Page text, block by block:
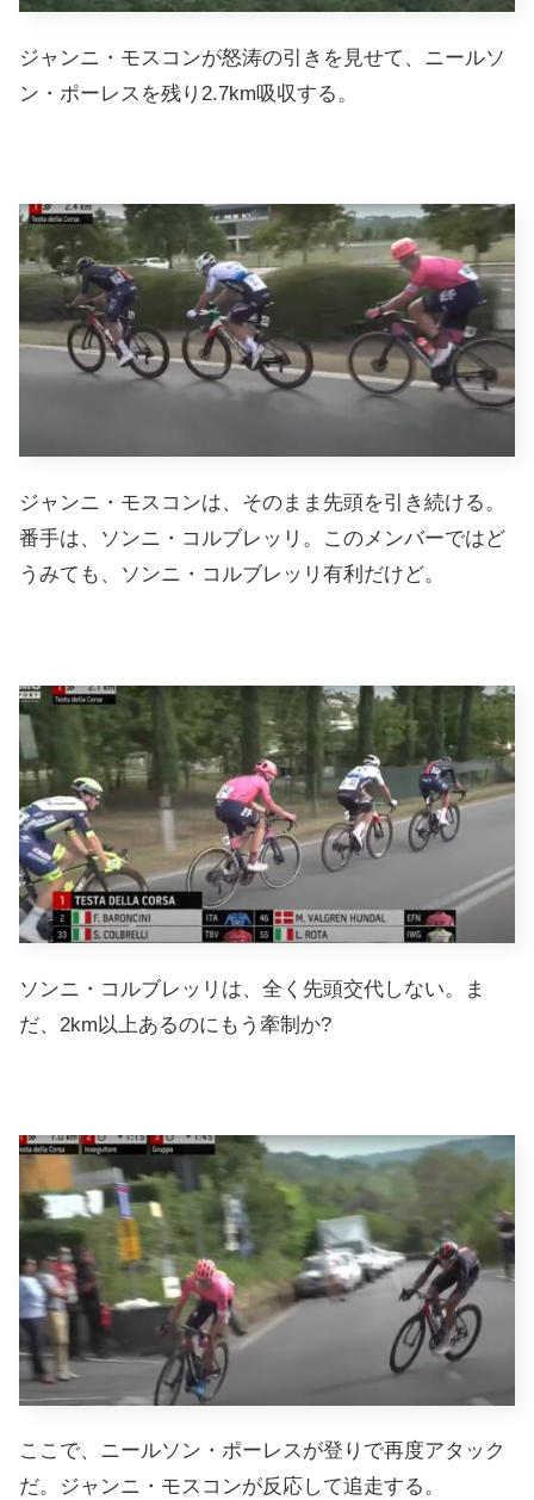
ジャンニ・モスコンが怒涛の引きを見せて、ニールソ
ン・ポーレスを残り2.7km吸収する。
ジャンニ・モスコンは、そのまま先頭を引き続ける。
番手は、ソンニ・コルブレッリ。このメンバーではど
うみても、ソンニ・コルブレッリ有利だけど。
ソンニ・コルブレッリは、全く先頭交代しない。ま
だ、2km以上あるのにもう牽制か?
ここで、ニールソン・ポーレスが登りで再度アタック
だ。ジャンニ・モスコンが反応して追走する。